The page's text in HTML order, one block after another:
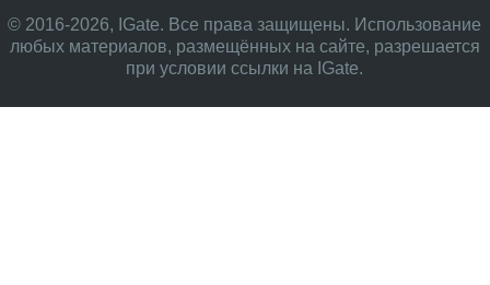
© 2016-2026, IGate. Все права защищены. Использование
любых материалов, размещённых на сайте, разрешается
при условии ссылки на IGate.